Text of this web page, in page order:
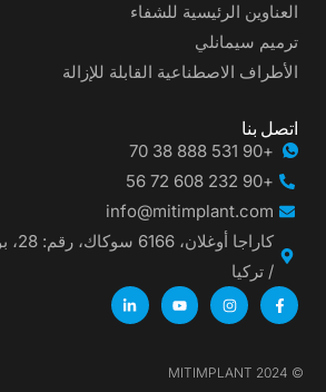
العناوين الرئيسية للشفاء
ترميم سيمانلي
الأطراف الاصطناعية القابلة للإزالة
اتصل بنا
+90 531 888 38 70
+90 232 608 72 56
info@mitimplant.com
/ تركيا
© 2024 MITIMPLANT